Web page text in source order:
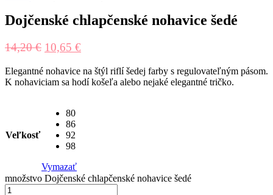
Dojčenské chlapčenské nohavice šedé
14,20€ 10,65 €
Elegantné nohavice na štýl riflí šedej farby s regulovateľným pásom.
K nohaviciam sa hodí košeľa alebo nejaké elegantné tričko.
Veľkosť
80
86
92
98
Vymazať
množstvo Dojčenské chlapčenské nohavice šedé